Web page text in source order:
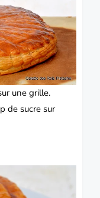
une grille.
de sucre sur